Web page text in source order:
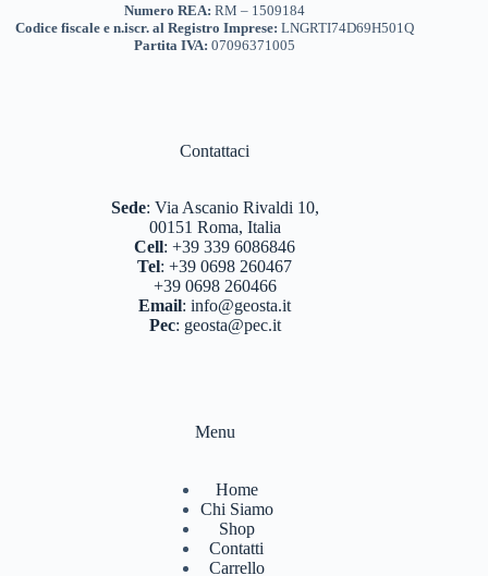
Numero REA:RM – 1509184
Codice fiscale e n.iscr. al Registro Imprese:LNGRTI74D69H501Q
Partita IVA: 07096371005
Contattaci
Sede: Via Ascanio Rivaldi 10,
00151 Roma, Italia
Cell:+39 339 6086846
Tel:+39 0698 260467
+39 0698 260466
Email:info@geosta.it
Pec: geosta@pec.it
Menu
Home
Chi Siamo
Shop
Contatti
Carrello